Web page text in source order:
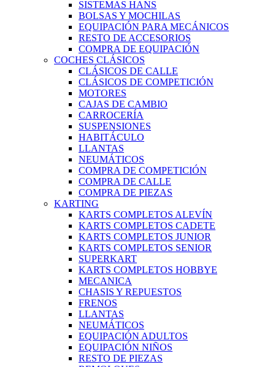
SISTEMAS HANS
BOLSAS Y MOCHILAS
EQUIPACIÓN PARA MECÁNICOS
RESTO DE ACCESORIOS
COMPRA DE EQUIPACIÓN
COCHES CLÁSICOS
CLÁSICOS DE CALLE
CLÁSICOS DE COMPETICIÓN
MOTORES
CAJAS DE CAMBIO
CARROCERÍA
SUSPENSIONES
HABITÁCULO
LLANTAS
NEUMÁTICOS
COMPRA DE COMPETICIÓN
COMPRA DE CALLE
COMPRA DE PIEZAS
KARTING
KARTS COMPLETOS ALEVÍN
KARTS COMPLETOS CADETE
KARTS COMPLETOS JUNIOR
KARTS COMPLETOS SENIOR
SUPERKART
KARTS COMPLETOS HOBBYE
MECANICA
CHASIS Y REPUESTOS
FRENOS
LLANTAS
NEUMÁTICOS
EQUIPACIÓN ADULTOS
EQUIPACIÓN NIÑOS
RESTO DE PIEZAS